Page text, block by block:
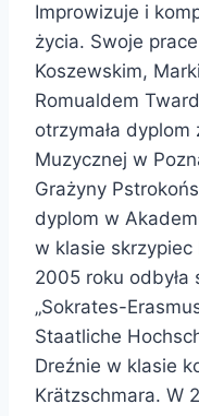
Improwizuje i
życia. Swoje
Koszewskim,
Romualdem
otrzymała
Muzycznej w
Grażyny
dyplom w
w klasie skrzypiec
2005 roku
„Sokrates-
Staatliche
Dreźnie w klasie
Krätzschmara. W